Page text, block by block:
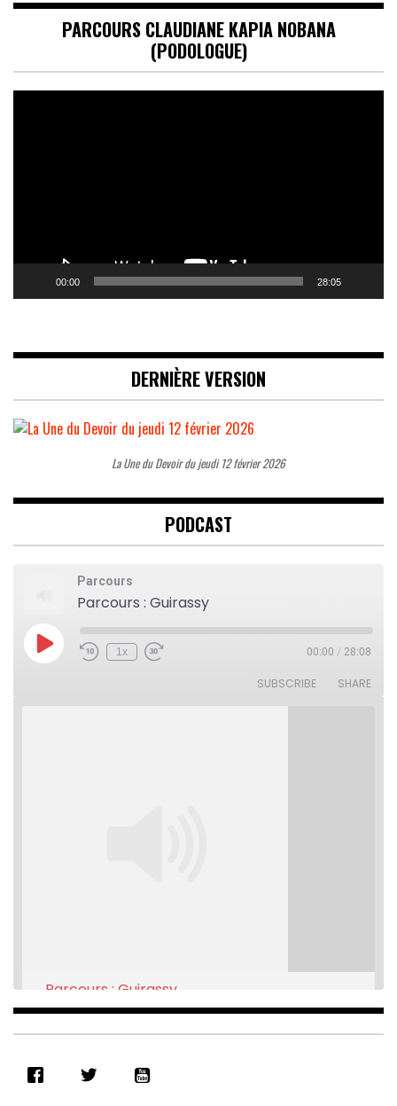
PARCOURS CLAUDIANE KAPIA NOBANA
(PODOLOGUE)
00:00 28:05
DERNIÈRE VERSION
La Une du Devoir du jeudi 12 février 2026
PODCAST
Parcours
Parcours : Guirassy
Play
Episode
Rewind
1x
Fast
00:00 / 28:08
SUBSCRIBE SHARE
RSS FEED
Parcours : Guirassy
Feb 16, 2021 • 28:08